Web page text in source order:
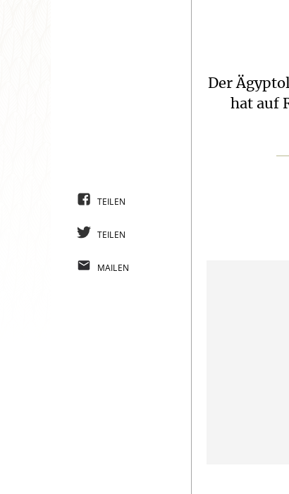
Der
hat auf
TEILEN
TEILEN
MAILEN